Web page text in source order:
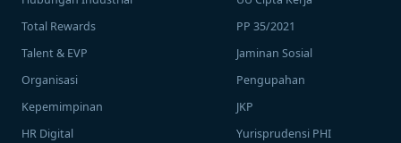
Total Rewards
Talent & EVP
Organisasi
Kepemimpinan
HR Digital
PP 35/2021
Jaminan Sosial
Pengupahan
JKP
Yurisprudensi PHI